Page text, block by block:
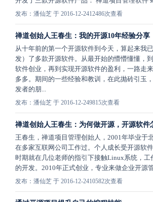
发布：潘仙芝 于 2016-12-2412486次查看
禅道创始人王春生：我的开源10年经验分享
从十年前的第一个开源软件到今天，算起来我
发）了多款开源软件。从最开始的懵懵懂懂，
软件创业，再到实现开源软件的盈利，一路走
多多。期间的一些经验和教训，在此抛砖引玉
发者的朋...
发布：潘仙芝 于 2016-12-249815次查看
禅道创始人王春生：为何做开源，开源软件
王春生，禅道项目管理创始人，2001年毕业于
在多家互联网公司工作过。个人成长受开源软
时期就在几位老师的指引下接触Linux系统，工
的开发。2010年正式创业，专业来做企业开源
发布：潘仙芝 于 2016-12-2410582次查看